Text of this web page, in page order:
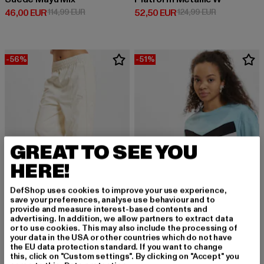
46,00 EUR
Derzeitiger Preis: 46,00 EUR
114,99 EURAktionspreis: 114,99 EUR
52,50 EUR
Derzeitiger Preis: 52,50 EUR
124,99 EURAktionspreis:
-56%
PUMA
T7 Faux
Derzeitiger Preis: 35,20 EUR
79,99 EURAktionspreis: 79,99 EUR
-51%
PUMA
XTG Colorblock W
22,05 EUR
Derzeitiger Preis: 22,05 EUR
44,99 EURAktionspreis:
GREAT TO SEE YOU
HERE!
DefShop uses cookies to improve your use experience,
save your preferences, analyse use behaviour and to
provide and measure interest-based contents and
advertising. In addition, we allow partners to extract data
or to use cookies. This may also include the processing of
your data in the USA or other countries which do not have
the EU data protection standard. If you want to change
this, click on "Custom settings". By clicking on "Accept" you